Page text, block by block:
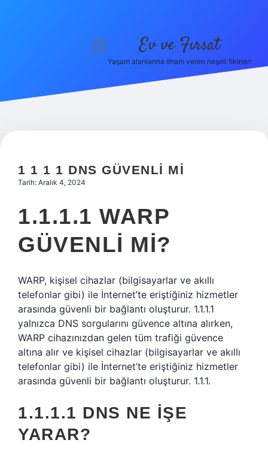
Hakkımızda
menüyü
Ev ve Fırsat
Yaşam alanlarına ilham veren neşeli fikirler!
1 1 1 1 DNS GÜVENLI MI
Tarih: Aralık 4, 2024
1.1.1.1 WARP
GÜVENLI MI?
WARP, kişisel cihazlar (bilgisayarlar ve akıllı
telefonlar gibi) ile İnternet’te eriştiğiniz hizmetler
arasında güvenli bir bağlantı oluşturur. 1.1.1.1
yalnızca DNS sorgularını güvence altına alırken,
WARP cihazınızdan gelen tüm trafiği güvence
altına alır ve kişisel cihazlar (bilgisayarlar ve akıllı
telefonlar gibi) ile İnternet’te eriştiğiniz hizmetler
arasında güvenli bir bağlantı oluşturur. 1.1.1.
1.1.1.1 DNS NE IŞE
YARAR?